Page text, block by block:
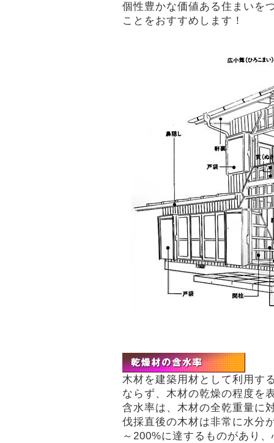
個性豊かな価値ある住まいを
ことをおすすめします！
木材を建築用材として利用す
ならず、木材の乾燥の程度を
含水率は、木材の全乾重量に
伐採直後の木材は非常に水分
～200%に達するものがあり